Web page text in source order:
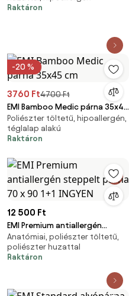
Raktáron
-20 %
3760 Ft4700 Ft
EMI Bamboo Medic párna 35x45
cm
Poliészter töltetű, hipoallergén,
téglalap alakú
Raktáron
12 500 Ft
EMI Premium antiallergén
steppelt párna 70 x 90 1+1
INGYEN
Anatómiai, poliészter töltetű,
poliészter huzattal
Raktáron